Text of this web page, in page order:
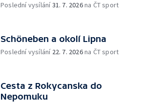
Poslední vysílání31. 7. 2026na ČT sport
Schöneben a okolí Lipna
Poslední vysílání 22. 7. 2026na ČT sport
Cesta z Rokycanska do
Nepomuku